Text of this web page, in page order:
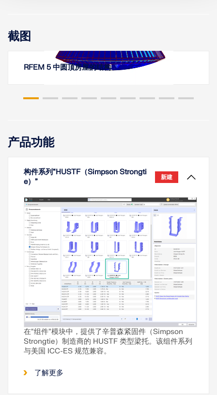
对于挠度验算、垂直于纤维方向受压验算以及考虑剪
力折减，RFEM 6 和 RSTAB 9 中的设计支座具有特别
重要的意义。它们用于将杆件或杆件组划分为各段，
以进行挠度验算，并用于定义“垂直于纤维方向受压”验
了解更多
细长的弯曲梁具有较大的 h/b 比，当沿弱轴受载时，
容易出现稳定性问题。这是由于受压翼缘发生侧向屈
了解更多
景，这些参数用于判定弯曲构件的侧倾。在以下文章
中，将通过实例验证解析解与特征值分析结果的一致
了解更多
截图
RFEM 5 中圆顶房屋的结构
产品功能
构件系列“HUSTF（Simpson Strongti
e）”
新建
在“组件”模块中，提供了辛普森紧固件（Simpson
Strongtie）制造商的 HUSTF 类型梁托。该组件系列
与美国 ICC-ES 规范兼容。
了解更多